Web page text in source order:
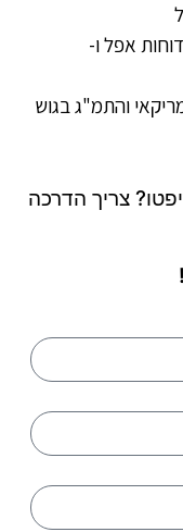
אפל ו-
והתמ"ג בגוש
צריך הדרכה